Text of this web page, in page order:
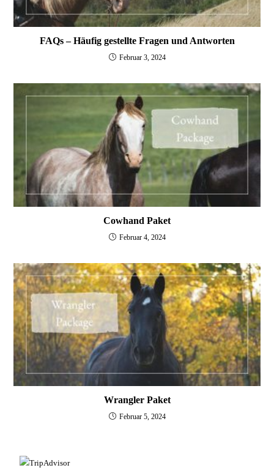
FAQs – Häufig gestellte Fragen und Antworten
Februar 3, 2024
Cowhand Paket
Februar 4, 2024
Wrangler Paket
Februar 5, 2024